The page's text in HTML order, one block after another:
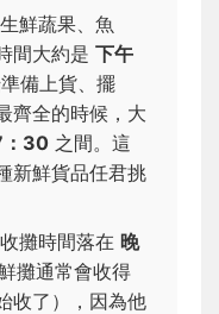
鮮蔬果、魚
間大約是 下午
備上貨、擺
齊全的時候，大
：30 之間。這
新鮮貨品任君挑
攤時間落在 晚
攤通常會收得
收了），因為他